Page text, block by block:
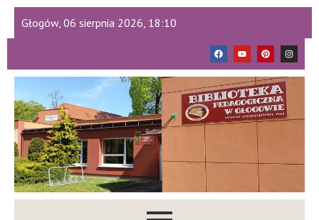
Głogów, 06 sierpnia 2026, 18:10